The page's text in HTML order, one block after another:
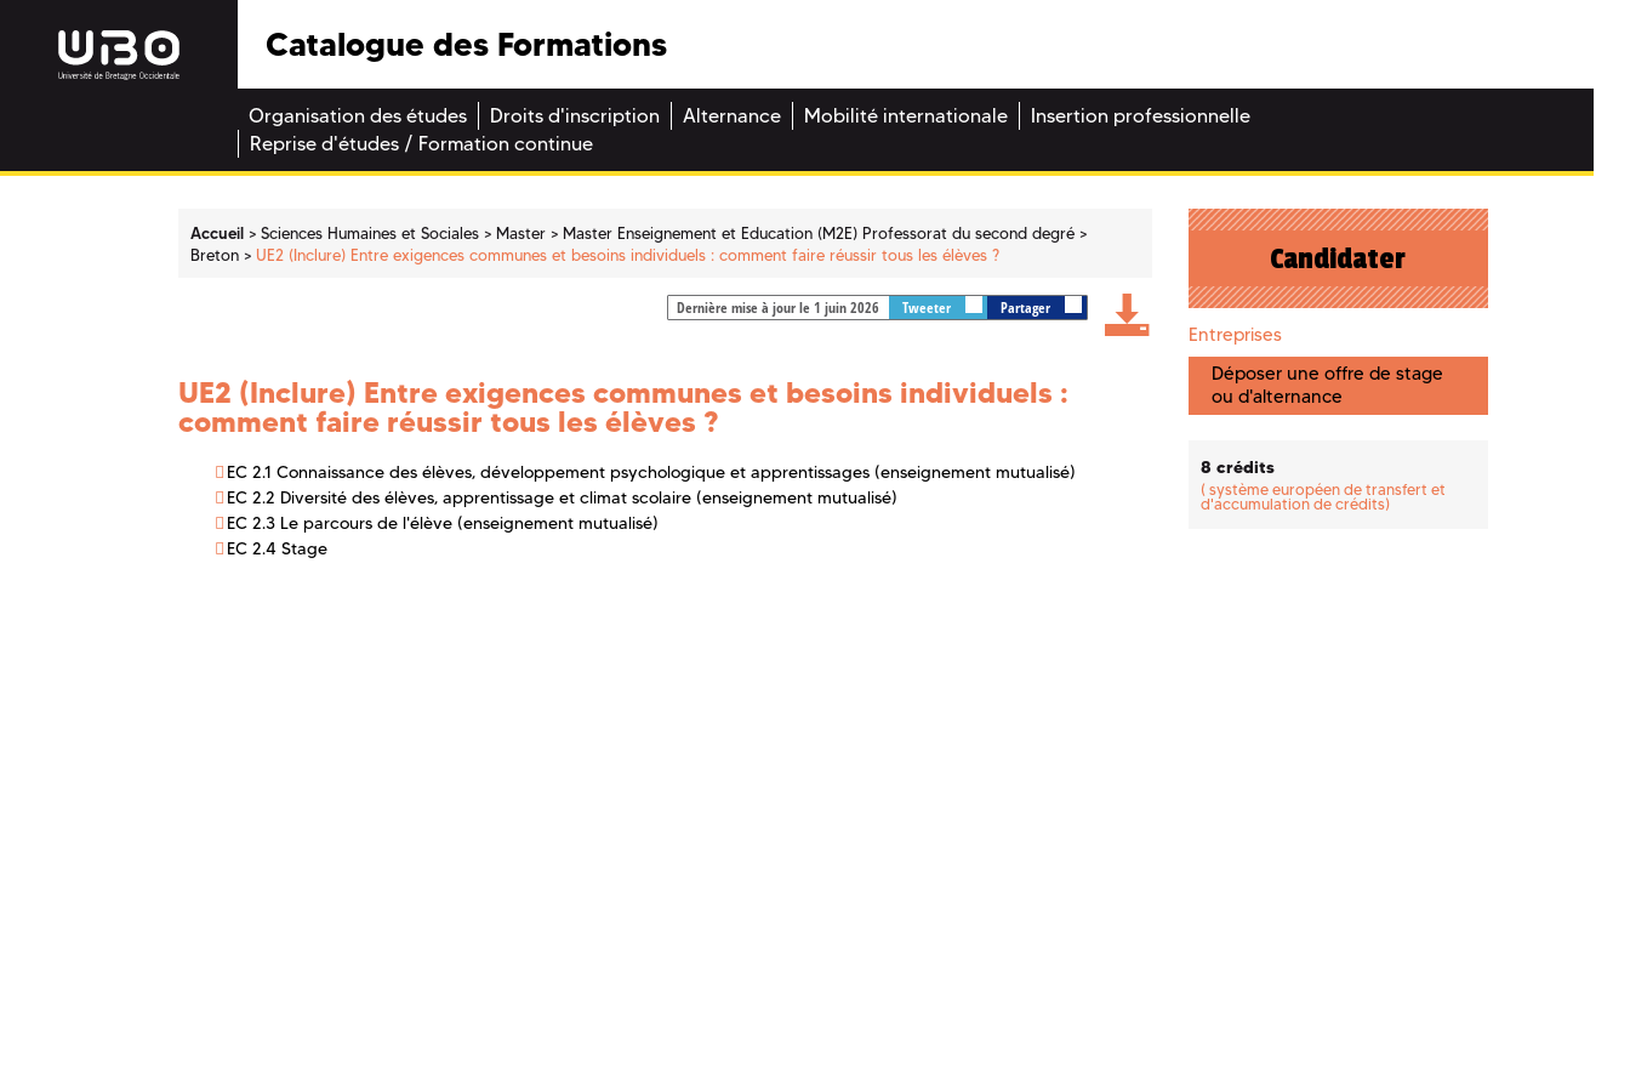
Catalogue des Formations
Organisation des études Droits d'inscription Alternance Mobilité internationale
Insertion professionnelle
Reprise d'études / Formation continue
Accueil Sciences Humaines et Sociales Master
Master Enseignement et Education (M2E) Professorat du second degré
Breton
UE2 (Inclure) Entre exigences communes et besoins individuels : comment faire réussir tous les élèves ?
Dernière mise à jour le 1 juin 2026 Tweeter Partager
UE2 (Inclure) Entre exigences communes et besoins individuels :
comment faire réussir tous les élèves ?
EC 2.1 Connaissance des élèves, développement psychologique et apprentissages (enseignement mutualisé)
EC 2.2 Diversité des élèves, apprentissage et climat scolaire (enseignement mutualisé)
EC 2.3 Le parcours de l'élève (enseignement mutualisé)
EC 2.4 Stage
Candidater
Entreprises
Déposer une offre de stage
ou d'alternance
8 crédits
( système européen de transfert et
d'accumulation de crédits)